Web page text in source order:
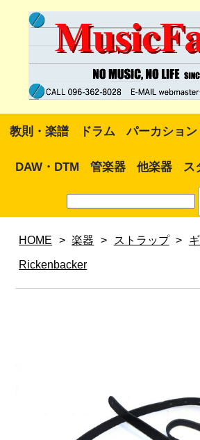
教則・楽譜 ドラム パーカション
DAW・DTM 管楽器 他楽器 ス
HOME > 楽器 > ストラップ >
Rickenbacker